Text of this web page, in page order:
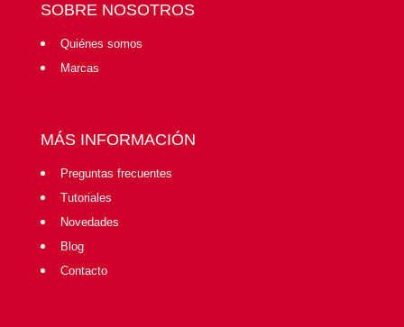
SOBRE NOSOTROS
Quiénes somos
Marcas
MÁS INFORMACIÓN
Preguntas frecuentes
Tutoriales
Novedades
Blog
Contacto